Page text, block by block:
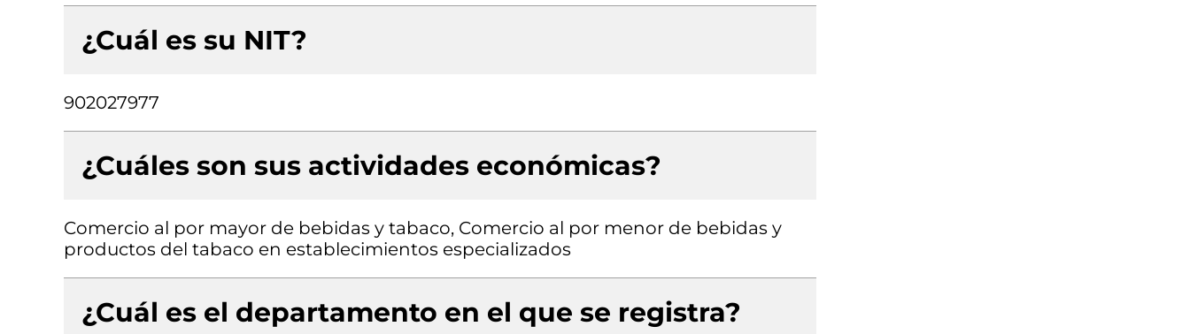
¿Cuál es su NIT?
902027977
¿Cuáles son sus actividades económicas?
Comercio al por mayor de bebidas y tabaco, Comercio al por menor de bebidas y
productos del tabaco en establecimientos especializados
¿Cuál es el departamento en el que se registra?